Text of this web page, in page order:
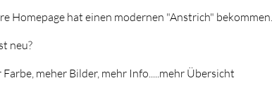
Homepage hat einen modernen "Anstrich" bekommen.
neu?
meher Bilder, mehr Info.....mehr Übersicht